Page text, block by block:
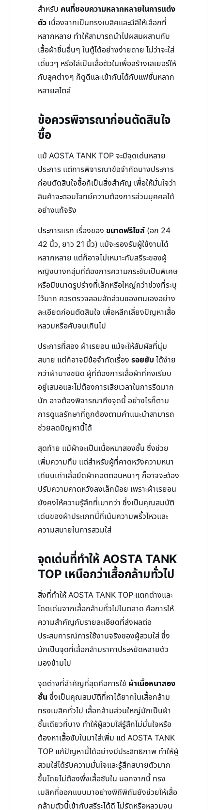
สำหรับ คนที่ชอบความหลากหลายในการแต่ง
ตัว เนื่องจากเป็นทรงเบสิคและมีสีให้เลือกที่
หลากหลาย ทำให้สามารถนำไปผสมผสานกับ
เสื้อผ้าชิ้นอื่นๆ ในตู้ได้อย่างง่ายดาย ไม่ว่าจะใส่
เดี่ยวๆ หรือใส่เป็นเสื้อตัวในเพื่อสร้างเลเยอร์ให้
กับลุคต่างๆ ก็ดูดีและเข้ากันได้กับแฟชั่นหลาก
หลายสไตล์
ข้อควรพิจารณาก่อนตัดสินใจ
ซื้อ
แม้ AOSTA TANK TOP จะมีจุดเด่นหลาย
ประการ แต่การพิจารณาข้อจำกัดบางประการ
ก่อนตัดสินใจซื้อก็เป็นสิ่งสำคัญ เพื่อให้มั่นใจว่า
สินค้าจะตอบโจทย์ความต้องการส่วนบุคคลได้
อย่างแท้จริง
ประการแรก เรื่องของ ขนาดฟรีไซส์ (อก 24-
42 นิ้ว, ยาว 21 นิ้ว) แม้จะรองรับผู้ใช้งานได้
หลากหลาย แต่ก็อาจไม่เหมาะกับสรีระของผู้
หญิงบางกลุ่มที่ต้องการความกระชับเป็นพิเศษ
หรือมีขนาดรูปร่างที่เล็กหรือใหญ่กว่าช่วงที่ระบุ
ไว้มาก ควรตรวจสอบสัดส่วนของตนเองอย่าง
ละเอียดก่อนตัดสินใจ เพื่อหลีกเลี่ยงปัญหาเสื้อ
หลวมหรือคับจนเกินไป
ประการที่สอง ผ้าเรยอน แม้จะให้สัมผัสที่นุ่ม
สบาย แต่ก็อาจมีข้อจำกัดเรื่อง รอยยับ ได้ง่าย
กว่าผ้าบางชนิด ผู้ที่ต้องการเสื้อผ้าที่คงเรียบ
อยู่เสมอและไม่ต้องการเสียเวลาในการรีดมาก
นัก อาจต้องพิจารณาถึงจุดนี้ อย่างไรก็ตาม
การดูแลรักษาที่ถูกต้องตามคำแนะนำสามารถ
ช่วยลดปัญหานี้ได้
สุดท้าย แม้ผ้าจะเป็นเนื้อหนาสองชั้น ซึ่งช่วย
เพิ่มความทึบ แต่สำหรับผู้ที่คาดหวังความหนา
เทียบเท่าเสื้อยืดผ้าคอตตอนหนาๆ ก็อาจจะต้อง
ปรับความคาดหวังลงเล็กน้อย เพราะผ้าเรยอน
ยังคงให้ความรู้สึกที่เบากว่า ซึ่งเป็นคุณสมบัติ
เด่นของผ้าประเภทนี้ที่เน้นความพริ้วไหวและ
ความสบายในการสวมใส่
จุดเด่นที่ทำให้ AOSTA TANK
TOP เหนือกว่าเสื้อกล้ามทั่วไป
สิ่งที่ทำให้ AOSTA TANK TOP แตกต่างและ
โดดเด่นจากเสื้อกล้ามทั่วไปในตลาด คือการให้
ความสำคัญกับรายละเอียดที่ส่งผลต่อ
ประสบการณ์การใช้งานจริงของผู้สวมใส่ ซึ่ง
มักเป็นจุดที่เสื้อกล้ามราคาประหยัดหลายตัว
มองข้ามไป
จุดต่างที่สำคัญที่สุดคือการใช้ ผ้าเนื้อหนาสอง
ชั้น ซึ่งเป็นคุณสมบัติที่หาได้ยากในเสื้อกล้าม
ทรงเบสิคทั่วไป เสื้อกล้ามส่วนใหญ่มักเป็นผ้า
ชั้นเดียวที่บาง ทำให้ผู้สวมใส่รู้สึกไม่มั่นใจหรือ
ต้องหาเสื้อซับในมาใส่เพิ่ม แต่ AOSTA TANK
TOP แก้ปัญหานี้ได้อย่างมีประสิทธิภาพ ทำให้ผู้
สวมใส่ได้รับความมั่นใจและรู้สึกสบายตัวมาก
ขึ้นโดยไม่ต้องพึ่งเสื้อซับใน นอกจากนี้ ทรง
เบสิคที่ออกแบบมาอย่างพิถีพิถันยังช่วยให้เสื้อ
กล้ามตัวนี้เข้ากับสรีระได้ดี ไม่รัดหรือหลวมจน